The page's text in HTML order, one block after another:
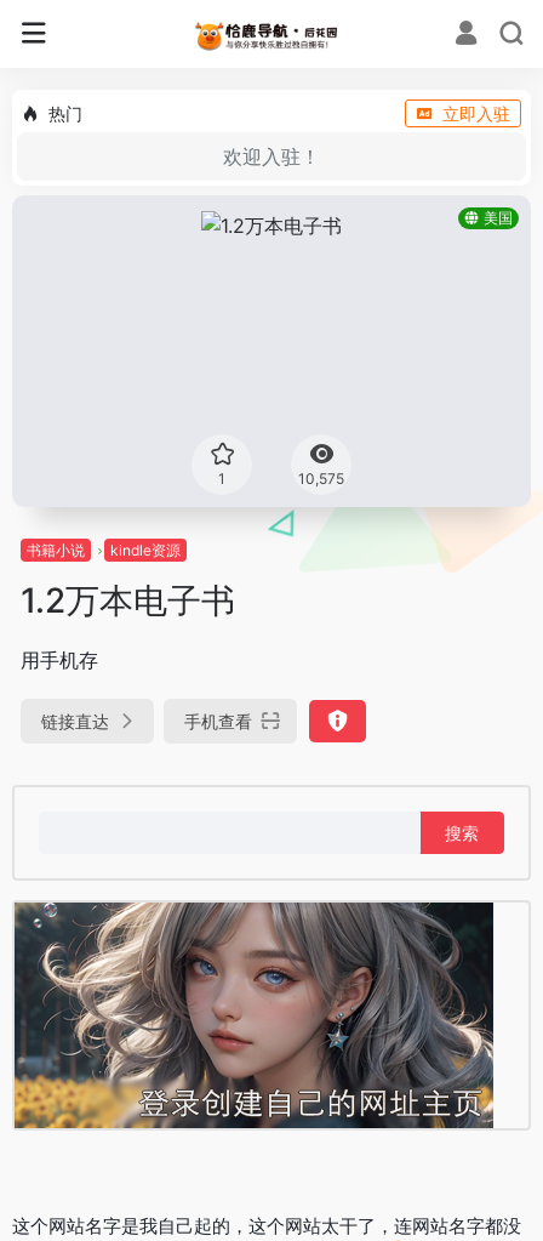
热门 立即入驻
欢迎入驻！
美国
1 10,575
书籍小说 kindle资源
1.2万本电子书
用手机存
链接直达 手机查看
这个网站名字是我自己起的，这个网站太干了，连网站名字都没